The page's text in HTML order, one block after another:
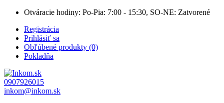
Otváracie hodiny: Po-Pia: 7:00 - 15:30, SO-NE: Zatvorené
Registrácia
Prihlásiť sa
Obľúbené produkty (0)
Pokladňa
0907926015
inkom@inkom.sk